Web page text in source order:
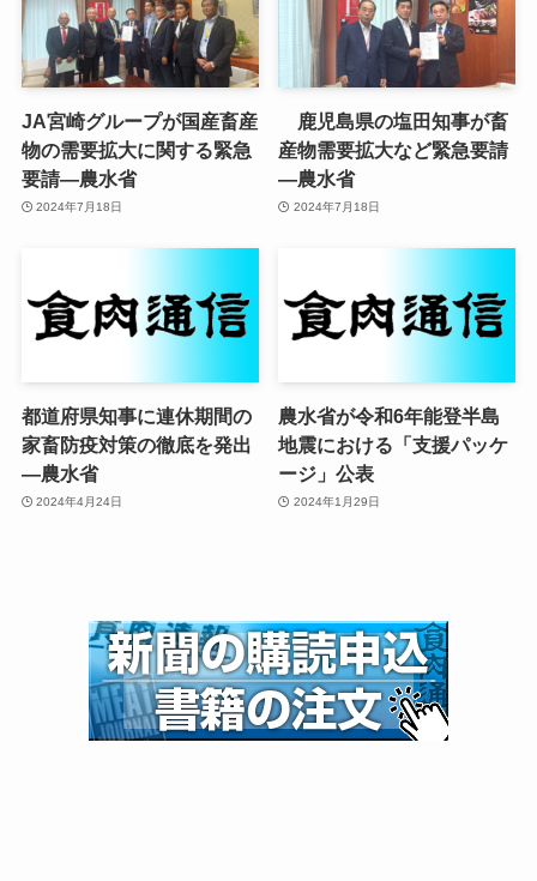
JA宮崎グループが国産畜産
物の需要拡大に関する緊急
要請—農水省
2024年7月18日
鹿児島県の塩田知事が畜
産物需要拡大など緊急要請
—農水省
2024年7月18日
都道府県知事に連休期間の
家畜防疫対策の徹底を発出
—農水省
2024年4月24日
農水省が令和6年能登半島
地震における「支援パッケ
ージ」公表
2024年1月29日